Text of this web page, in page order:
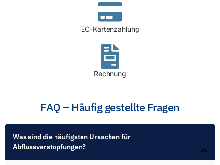
EC-Kartenzahlung
Rechnung
FAQ – Häufig gestellte Fragen
Was sind die häufigsten Ursachen für
Abflussverstopfungen?​